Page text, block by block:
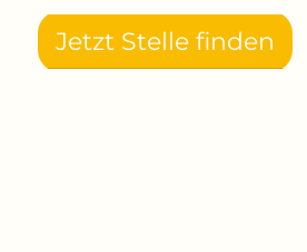
Jetzt Stelle finden